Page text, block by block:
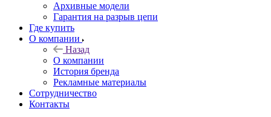
Архивные модели
Гарантия на разрыв цепи
Где купить
О компании
Назад
О компании
История бренда
Рекламные материалы
Сотрудничество
Контакты